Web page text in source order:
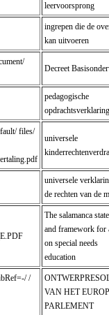
leervoorsprong
ingrepen die de
kan uitvoeren
Decreet
pedagogische
files/
universele
universele
de rechten van de
The salamanca
and framework for
on special needs
education
/
VAN HET
PARLEMENT